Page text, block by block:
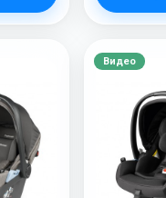
Видео